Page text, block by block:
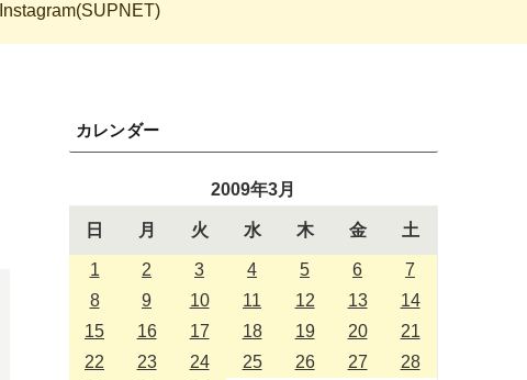
Instagram(SUPNET)
カレンダー
2009年3月
日 月 火 水 木 金 土
1 2 3 4 5 6
7
8
9 10 11 12 13
14
15
16 17 18 19 20
21
22
23 24 25 26 27
28